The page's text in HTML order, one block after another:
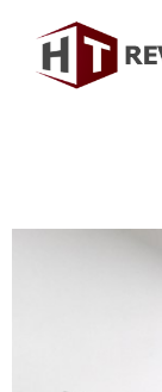
content